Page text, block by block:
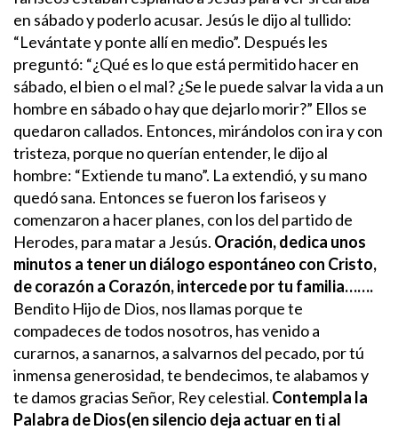
en sábado y poderlo acusar. Jesús le dijo al tullido:
“Levántate y ponte allí en medio”. Después les
preguntó: “¿Qué es lo que está permitido hacer en
sábado, el bien o el mal? ¿Se le puede salvar la vida a un
hombre en sábado o hay que dejarlo morir?” Ellos se
quedaron callados. Entonces, mirándolos con ira y con
tristeza, porque no querían entender, le dijo al
hombre: “Extiende tu mano”. La extendió, y su mano
quedó sana. Entonces se fueron los fariseos y
comenzaron a hacer planes, con los del partido de
Herodes, para matar a Jesús. Oración, dedica unos
minutos a tener un diálogo espontáneo con Cristo,
de corazón a Corazón, intercede por tu familia…….
Bendito Hijo de Dios, nos llamas porque te
compadeces de todos nosotros, has venido a
curarnos, a sanarnos, a salvarnos del pecado, por tú
inmensa generosidad, te bendecimos, te alabamos y
te damos gracias Señor, Rey celestial. Contempla la
Palabra de Dios(en silencio deja actuar en ti al